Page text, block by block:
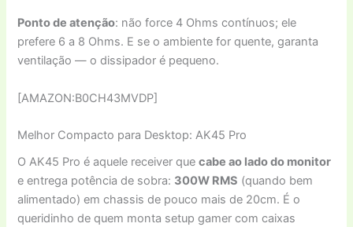
Ponto de atenção: não force 4 Ohms contínuos; ele
prefere 6 a 8 Ohms. E se o ambiente for quente, garanta
ventilação — o dissipador é pequeno.
[AMAZON:B0CH43MVDP]
Melhor Compacto para Desktop: AK45 Pro
O AK45 Pro é aquele receiver quecabe ao lado do monitor
e entrega potência de sobra: 300W RMS (quando bem
alimentado) em chassis de pouco mais de 20cm. É o
queridinho de quem monta setup gamer com caixas